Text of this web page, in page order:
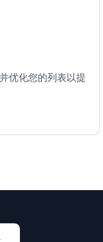
优化您的列表以提